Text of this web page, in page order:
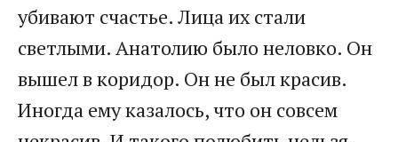
убивают счастье. Лица их стали
светлыми. Анатолию было неловко. Он
вышел в коридор. Он не был красив.
Иногда ему казалось, что он совсем